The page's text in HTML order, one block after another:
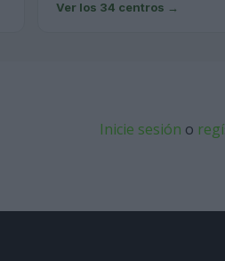
Ver los 34 centros →
Inicie sesión o